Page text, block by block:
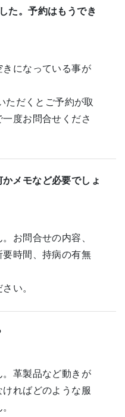
た。予約はもうでき
になっている事が
ただくとご予約が取
度お問合せくださ
メモなど必要でしょ
お問合せの内容、
要時間、持病の有無
い。
革製品など動きが
ればどのような服